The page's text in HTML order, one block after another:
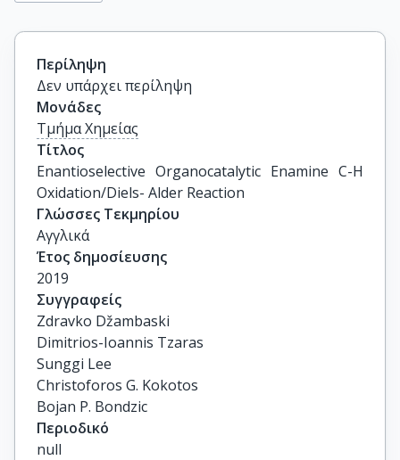
Περίληψη
Δεν υπάρχει περίληψη
Μονάδες
Τμήμα Χημείας
Τίτλος
Enantioselective Organocatalytic Enamine C-H
Oxidation/Diels- Alder Reaction
Γλώσσες Τεκμηρίου
Αγγλικά
Έτος δημοσίευσης
2019
Συγγραφείς
Zdravko Džambaski
Dimitrios-Ioannis Tzaras
Sunggi Lee
Christoforos G. Kokotos
Bojan P. Bondzic
Περιοδικό
null